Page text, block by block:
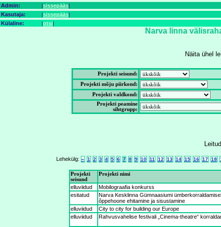
Admin: |sissepääs|
Kasutaja:
|sissepääs|
Külaline:
|otsi|
Narva linna
Näita ühel
Projekti seisund:
Projekti mõju piirkond:
Projekti valdkond:
Projekti peamine
sihtgrupp:
Lehekülg: « 1 2 3 4 5 6 7 8 9 10 11 12 13 14 15 16 17 18
Projekti
seisund
Projekti nimi
elluviidud
Mobilograafia konkurss
esitatud
Narva Kesklinna Gümnaasiumi
õppehoone ehitamine ja sisustamine
elluviidud
City to city for building our Europe
elluviidud
Rahvusvahelise festivali „Cinema-theatre“